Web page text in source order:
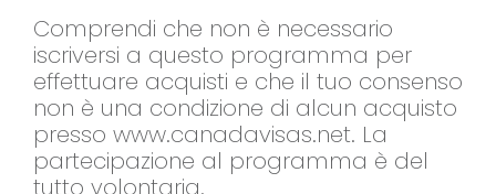
Comprendi che non è necessario
iscriversi a questo programma per
effettuare acquisti e che il tuo consenso
non è una condizione di alcun acquisto
presso www.canadavisas.net. La
partecipazione al programma è del
tutto volontaria.